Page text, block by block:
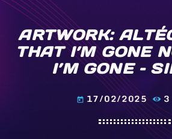
ARTWORK:
THAT I’M GONE
I’M GONE –
today 17/02/2025 3